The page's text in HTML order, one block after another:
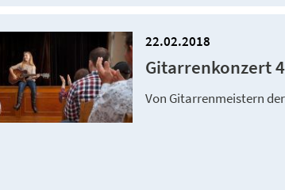
22.02.2018
Gitarrenkonzert
Von Gitarrenmeistern